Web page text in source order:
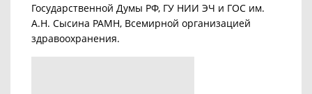
Государственной Думы РФ, ГУ НИИ ЭЧ и ГОС им.
А.Н. Сысина РАМН, Всемирной организацией
здравоохранения.